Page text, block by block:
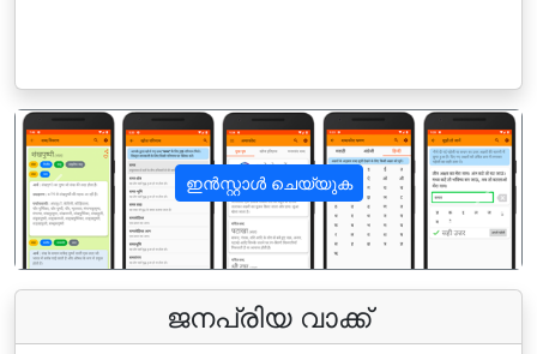
ഇൻസ്റ്റാൾ ചെയ്യുക
पिछला अगला
ജനപ്രിയ വാക്ക്